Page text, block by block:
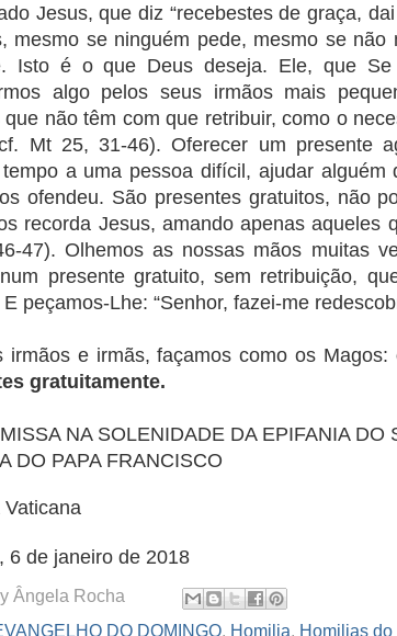
Jesus, que diz “recebestes de graça,
mesmo se ninguém pede, mesmo se
Isto é o que Deus deseja. Ele, que
algo pelos seus irmãos mais
que não têm com que retribuir, como o
Mt 25, 31-46). Oferecer um presente
a uma pessoa difícil, ajudar
ofendeu. São presentes gratuitos, não
recorda Jesus, amando apenas aqueles
47). Olhemos as nossas mãos muitas
presente gratuito, sem retribuição,
peçamos-Lhe: “Senhor, fazei-me
irmãos e irmãs, façamos como os Magos:
gratuitamente.
NA SOLENIDADE DA EPIFANIA DO
DO PAPA FRANCISCO
6 de janeiro de 2018
Ângela Rocha
DO DOMINGO Homilia Homilias do